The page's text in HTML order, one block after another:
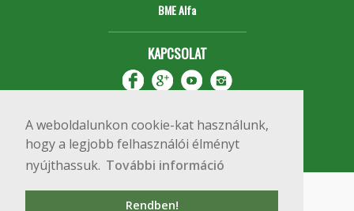
A weboldalunkon cookie-kat használunk,
hogy a legjobb felhasználói élményt
nyújthassuk. További információ
Rendben!
BME Alfa
KAPCSOLAT
Copyright © 2020 BME Építőmérnöki Kar